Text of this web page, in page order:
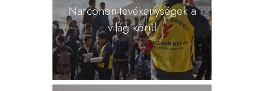
Narconon-tevékenységek a
világ körül